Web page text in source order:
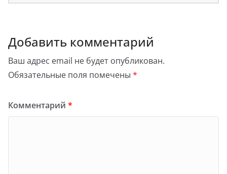
Добавить комментарий
Ваш адрес email не будет опубликован.
Обязательные поля помечены *
Комментарий *